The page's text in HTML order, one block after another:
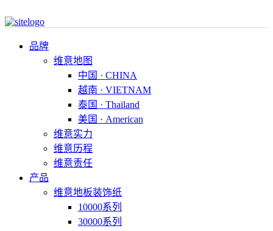
品牌
维意地图
中国 · CHINA
越南 · VIETNAM
泰国 · Thailand
美国 · American
维意实力
维意历程
维意责任
产品
维意地板装饰纸
10000系列
30000系列